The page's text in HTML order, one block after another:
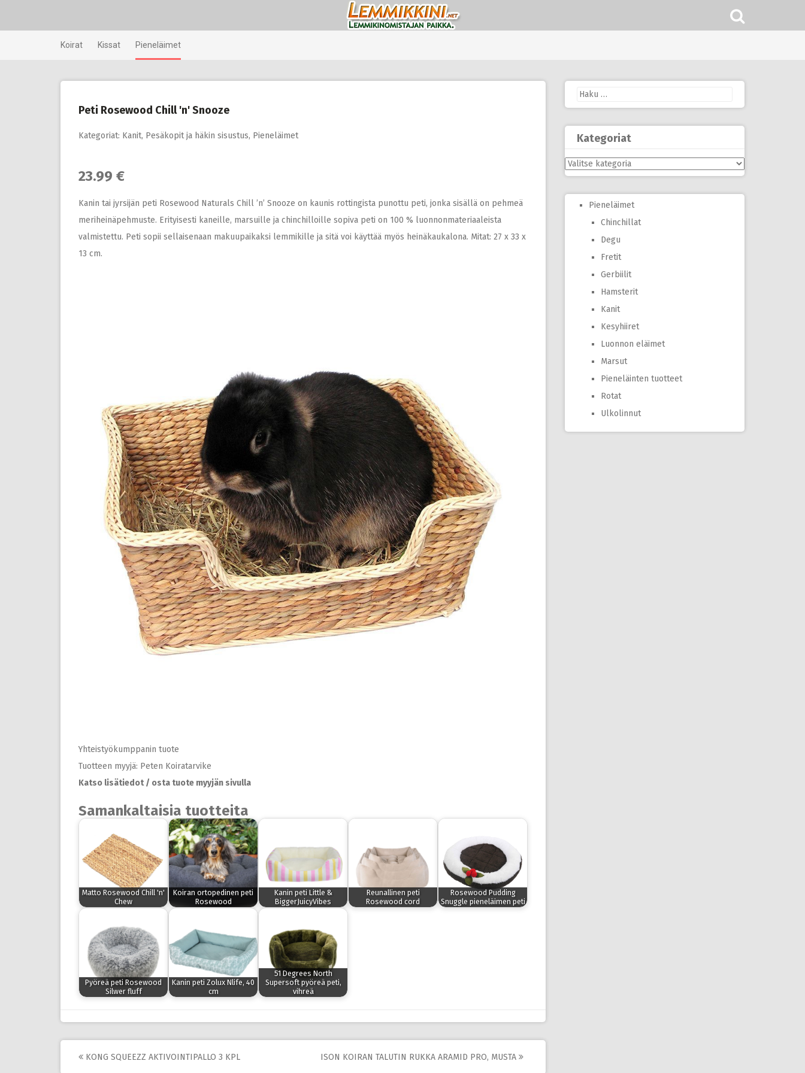
Koirat Kissat Pieneläimet
Peti Rosewood Chill 'n' Snooze
Kategoriat: Kanit, Pesäkopit ja häkin sisustus, Pieneläimet
23.99 €
Kanin tai jyrsijän peti Rosewood Naturals Chill ’n’ Snooze on kaunis rottingista punottu peti, jonka sisällä on pehmeä
meriheinäpehmuste. Erityisesti kaneille, marsuille ja chinchilloille sopiva peti on 100 % luonnonmateriaaleista
valmistettu. Peti sopii sellaisenaan makuupaikaksi lemmikille ja sitä voi käyttää myös heinäkaukalona. Mitat: 27 x 33 x
13 cm.
Yhteistyökumppanin tuote
Tuotteen myyjä: Peten Koiratarvike
Katso lisätiedot / osta tuote myyjän sivulla
Samankaltaisia tuotteita
Matto Rosewood Chill 'n'
Chew
Koiran ortopedinen peti
Rosewood
Kanin peti Little &
BiggerJuicyVibes
Reunallinen peti
Rosewood cord
Rosewood Pudding
Snuggle pieneläimen peti
Pyöreä peti Rosewood
Silwer fluff
Kanin peti Zolux Nlife, 40
cm
51 Degrees North
Supersoft pyöreä peti,
vihreä
Post
KONG SQUEEZZ AKTIVOINTIPALLO 3 KPL ISON KOIRAN TALUTIN RUKKA ARAMID PRO, MUSTA
Haku:
Kategoriat
Kategoriat
Pieneläimet
Chinchillat
Degu
Fretit
Gerbiilit
Hamsterit
Kanit
Kesyhiiret
Luonnon eläimet
Marsut
Pieneläinten tuotteet
Rotat
Ulkolinnut